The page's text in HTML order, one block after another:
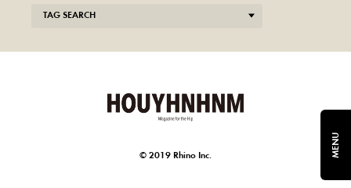
TAG SEARCH
© 2019 Rhino Inc. MENU